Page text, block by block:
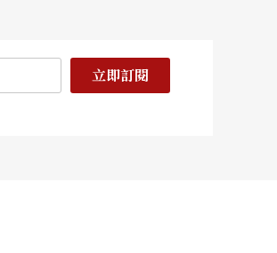
立即訂閱